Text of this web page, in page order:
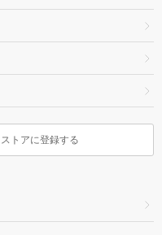
トアに登録する